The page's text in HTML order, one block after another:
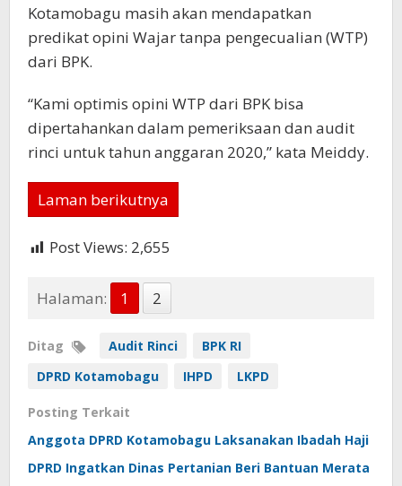
Kotamobagu masih akan mendapatkan
predikat opini Wajar tanpa pengecualian (WTP)
dari BPK.
“Kami optimis opini WTP dari BPK bisa
dipertahankan dalam pemeriksaan dan audit
rinci untuk tahun anggaran 2020,” kata Meiddy.
Laman berikutnya
Post Views: 2,655
Halaman: 1 2
Ditag Audit Rinci
BPK RI
DPRD Kotamobagu
IHPD LKPD
Posting Terkait
Anggota DPRD Kotamobagu Laksanakan Ibadah Haji
DPRD Ingatkan Dinas Pertanian Beri Bantuan Merata